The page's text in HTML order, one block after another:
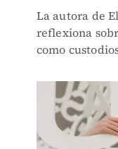
La autora de
reflexiona
como